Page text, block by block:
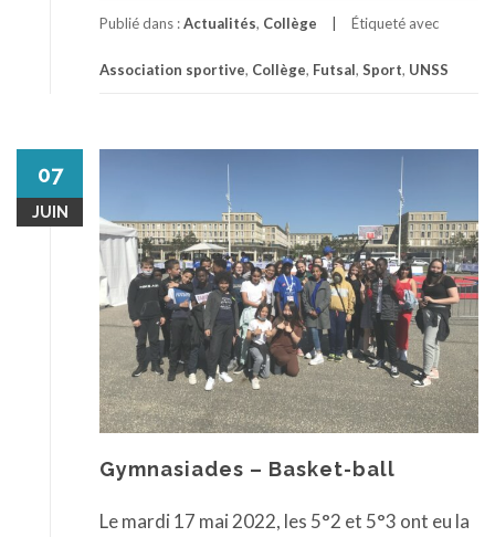
Publié dans :Actualités, Collège Étiqueté avec
Association sportive, Collège, Futsal, Sport, UNSS
07
JUIN
Gymnasiades – Basket-ball
Le mardi 17 mai 2022, les 5°2 et 5°3 ont eu la